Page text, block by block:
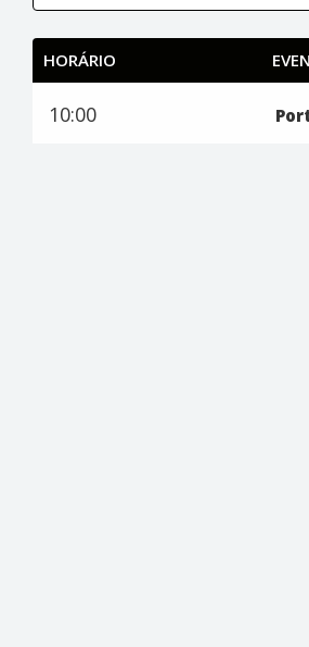
HORÁRIO
10:00